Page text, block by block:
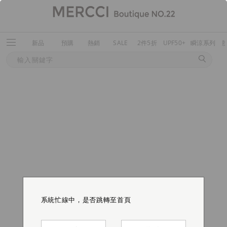
新品 預購 熱銷 SALE 2件5折 UPF50+ 瞬涼系列
系統忙線中，是否跳轉至首頁
系統忙線中，是否跳轉至首頁
系統忙線中，是否跳轉至首頁
系統忙線中，是否跳轉至首頁
系統忙線中，是否跳轉至首頁